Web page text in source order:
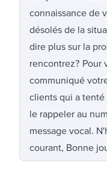
connaissance de
désolés de la
dire plus sur la
rencontrez? Pour
communiqué
clients qui a
le rappeler au
message vocal.
courant, Bonne